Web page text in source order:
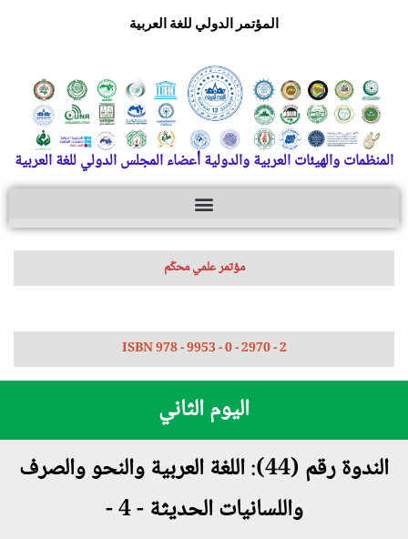
المؤتمر الدولي للغة العربية
المنظمات والهيئات العربية والدولية أعضاء المجلس الدولي للغة العربية
مؤتمر علمي محكّم
ISBN 978 - 9953 - 0 - 2970 - 2
اليوم الثاني
الندوة رقم (44): اللغة العربية والنحو والصرف
واللسانيات الحديثة - 4 -